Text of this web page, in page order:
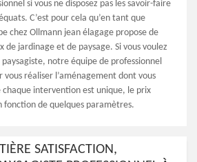
si vous ne disposez pas les savoir-faire
C’est pour cela qu’en tant que
chez Ollmann jean élagage propose de
de jardinage et de paysage. Si vous voulez
notre équipe de professionnel
vous réaliser l’aménagement dont vous
chaque intervention est unique, le prix
fonction de quelques paramètres.
SATISFACTION,